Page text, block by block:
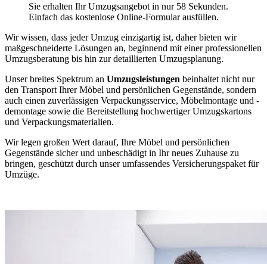
Sie erhalten Ihr Umzugsangebot in nur 58 Sekunden.
Einfach das kostenlose Online-Formular ausfüllen.
Wir wissen, dass jeder Umzug einzigartig ist, daher bieten wir
maßgeschneiderte Lösungen an, beginnend mit einer professionellen
Umzugsberatung bis hin zur detaillierten Umzugsplanung.
Unser breites Spektrum an Umzugsleistungen beinhaltet nicht nur
den Transport Ihrer Möbel und persönlichen Gegenstände, sondern
auch einen zuverlässigen Verpackungsservice, Möbelmontage und -
demontage sowie die Bereitstellung hochwertiger Umzugskartons
und Verpackungsmaterialien.
Wir legen großen Wert darauf, Ihre Möbel und persönlichen
Gegenstände sicher und unbeschädigt in Ihr neues Zuhause zu
bringen, geschützt durch unser umfassendes Versicherungspaket für
Umzüge.